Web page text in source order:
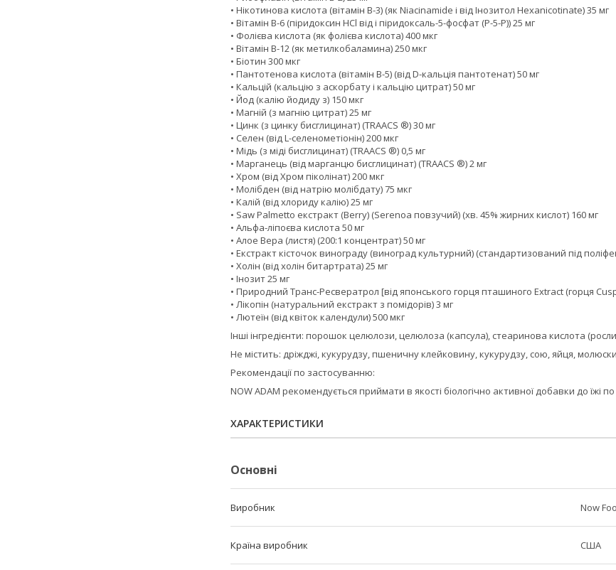
• Нікотинова кислота (вітамін B-3) (як Niacinamide і від Інозитол Hexanicotinate) 35 мг
• Вітамін В-6 (піридоксин HCl від і піридоксаль-5-фосфат (Р-5-Р)) 25 мг
• Фолієва кислота (як фолієва кислота) 400 мкг
• Вітамін B-12 (як метилкобаламина) 250 мкг
• Біотин 300 мкг
• Пантотенова кислота (вітамін В-5) (від D-кальція пантотенат) 50 мг
• Кальцій (кальцію з аскорбату і кальцію цитрат) 50 мг
• Йод (калію йодиду з) 150 мкг
• Магній (з магнію цитрат) 25 мг
• Цинк (з цинку бисглицинат) (TRAACS ®) 30 мг
• Селен (від L-селенометіонін) 200 мкг
• Мідь (з міді бисглицинат) (TRAACS ®) 0,5 мг
• Марганець (від марганцю бисглицинат) (TRAACS ®) 2 мг
• Хром (від Хром піколінат) 200 мкг
• Молібден (від натрію молібдату) 75 мкг
• Калій (від хлориду калію) 25 мг
• Saw Palmetto екстракт (Berry) (Serenoa повзучий) (хв. 45% жирних кислот) 160 мг
• Альфа-ліпоєва кислота 50 мг
• Алое Вера (листя) (200:1 концентрат) 50 мг
• Екстракт кісточок винограду (виноград культурний) (стандартизований під
• Холін (від холін битартрата) 25 мг
• Інозит 25 мг
• Природний Транс-Ресвератрол [від японського горця пташиного Extract (горця
• Лікопін (натуральний екстракт з помідорів) 3 мг
• Лютеїн (від квіток календули) 500 мкг
Інші інгредієнти: порошок целюлози, целюлоза (капсула), стеаринова кислота
Не містить: дріжджі, кукурудзу, пшеничну клейковину, кукурудзу, сою, яйця,
Рекомендації по застосуванню:
NOW ADAM рекомендується приймати в якості біологічно активної добавки до їжі
ХАРАКТЕРИСТИКИ
Основні
Виробник Now
Країна виробник США